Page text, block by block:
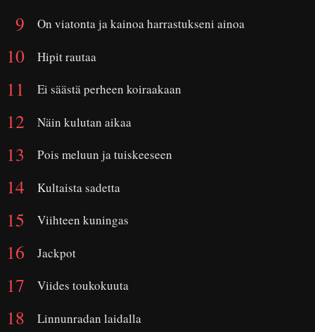
On viatonta ja kainoa harrastukseni ainoa
Hipit rautaa
Ei säästä perheen koiraakaan
Näin kulutan aikaa
Pois meluun ja tuiskeeseen
Kultaista sadetta
Viihteen kuningas
Jackpot
Viides toukokuuta
Linnunradan laidalla